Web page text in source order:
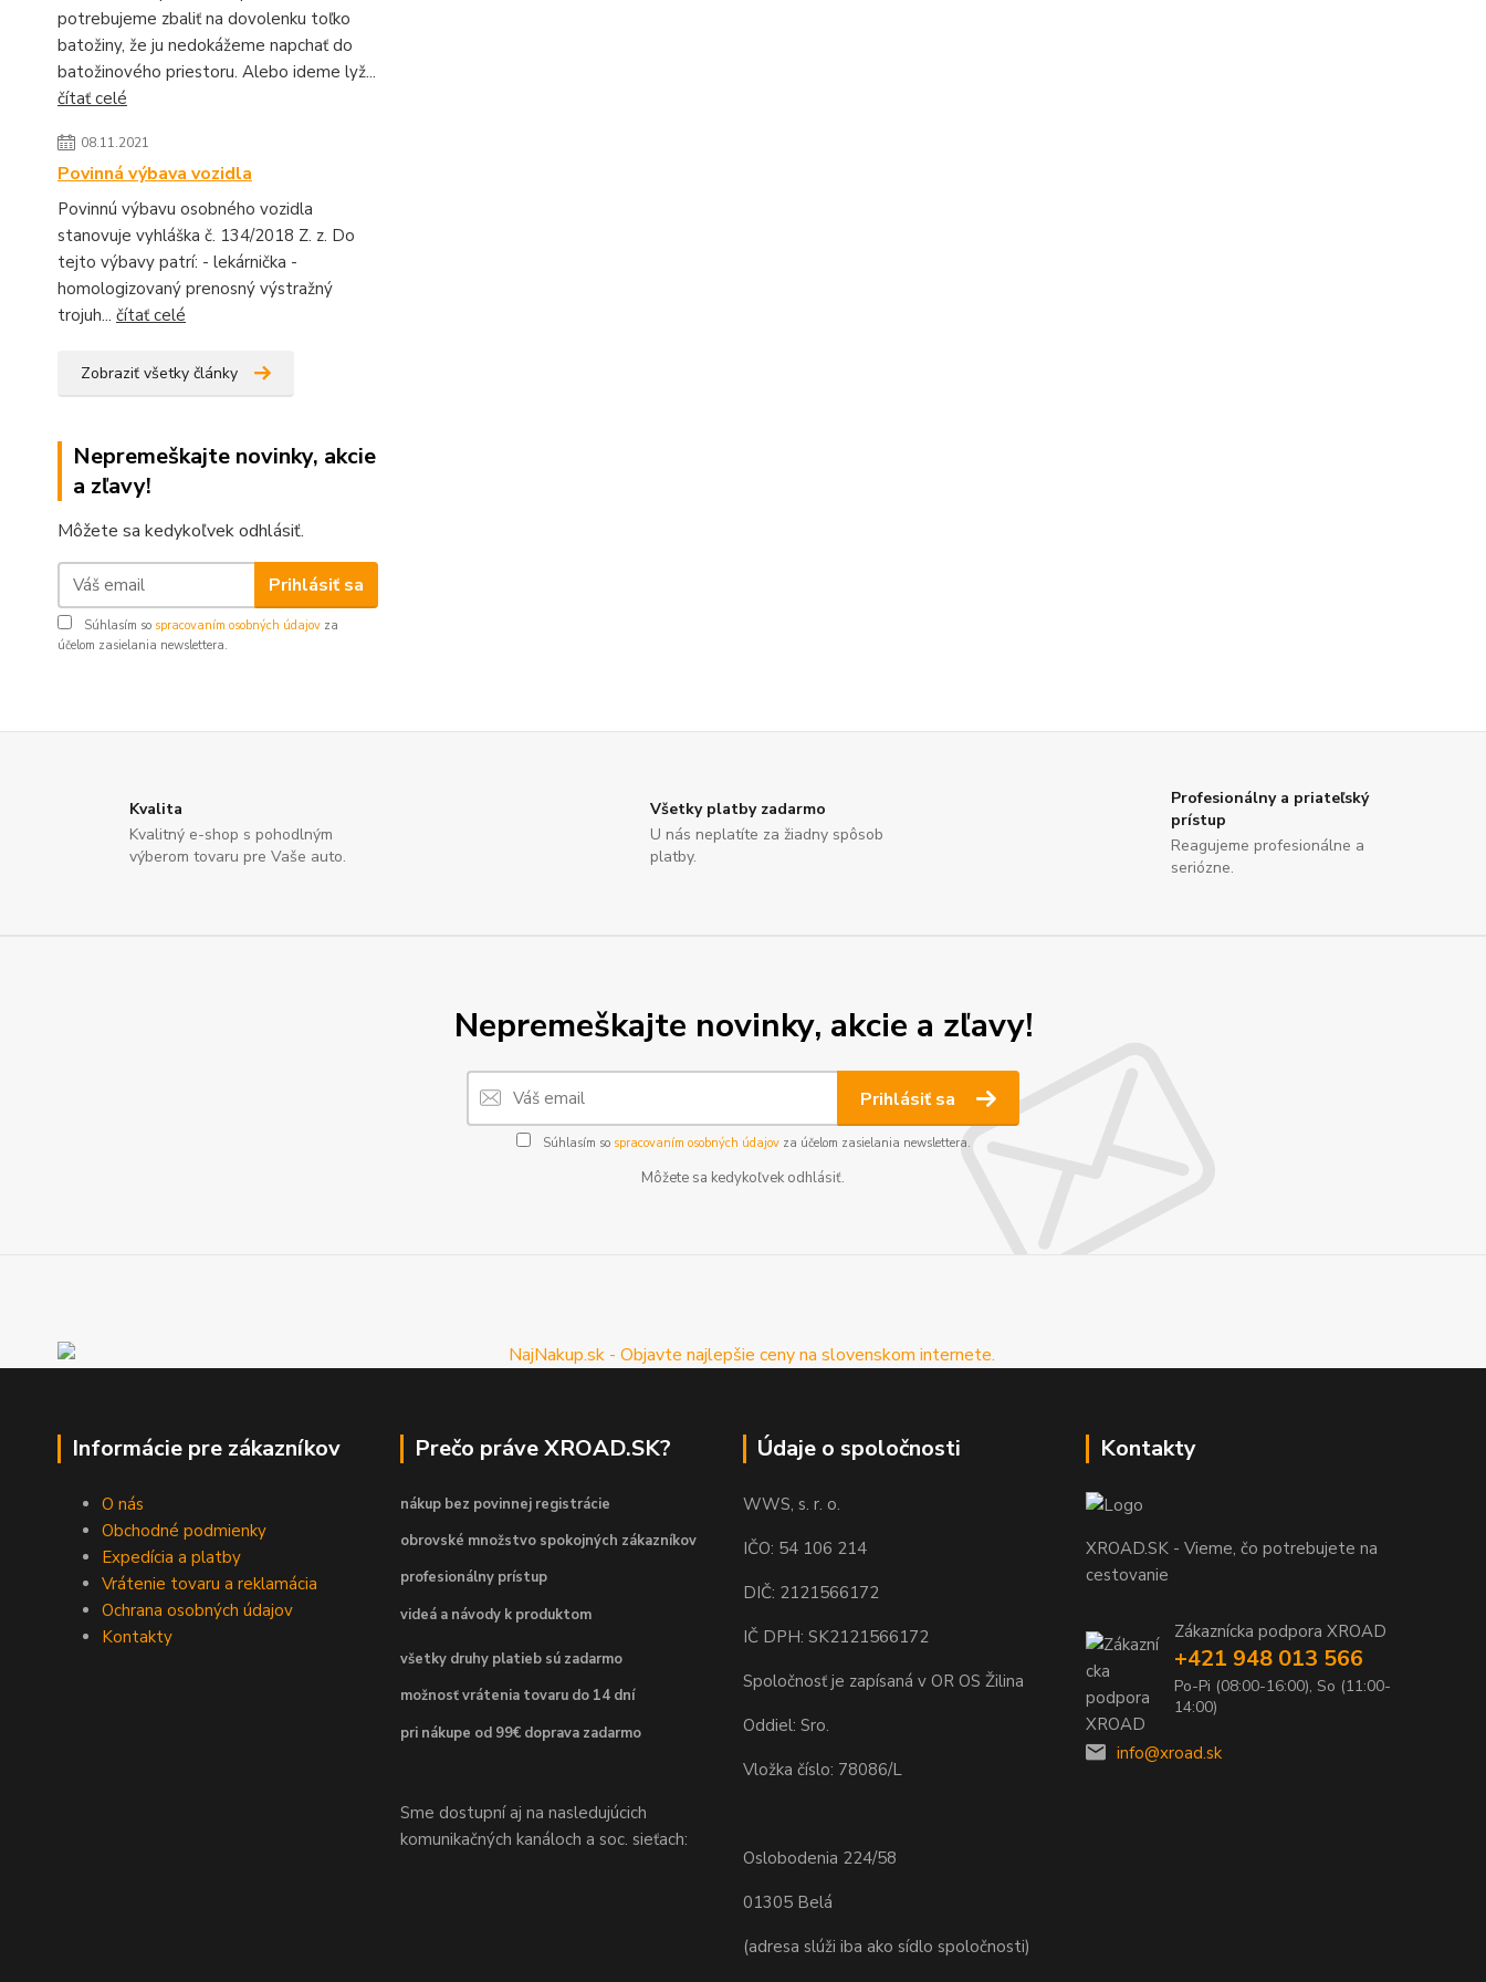
potrebujeme zbaliť na dovolenku toľko
batožiny, že ju nedokážeme napchať do
batožinového priestoru. Alebo ideme lyž...
čítať celé
08.11.2021
Povinná výbava vozidla
Povinnú výbavu osobného vozidla
stanovuje vyhláška č. 134/2018 Z. z. Do
tejto výbavy patrí: - lekárnička -
homologizovaný prenosný výstražný
trojuh... čítať celé
Zobraziť všetky články
Nepremeškajte novinky, akcie
a zľavy!
Môžete sa kedykoľvek odhlásiť.
Prihlásiť sa
Súhlasím so spracovaním osobných údajov za
účelom zasielania newslettera.
Kvalita
Kvalitný e-shop s pohodlným
výberom tovaru pre Vaše auto.
Všetky platby zadarmo
U nás neplatíte za žiadny spôsob
platby.
Profesionálny a priateľský
prístup
Reagujeme profesionálne a
seriózne.
Nepremeškajte novinky, akcie a zľavy!
Prihlásiť sa
Súhlasím so spracovaním osobných údajovza účelom zasielania newslettera.
Môžete sa kedykoľvek odhlásiť.
Informácie pre zákazníkov
O nás
Obchodné podmienky
Expedícia a platby
Vrátenie tovaru a reklamácia
Ochrana osobných údajov
Kontakty
Prečo práve XROAD.SK?
nákup bez povinnej registrácie
obrovské množstvo spokojných zákazníkov
profesionálny prístup
videá a návody k produktom
všetky druhy platieb sú zadarmo
možnosť vrátenia tovaru do 14 dní
pri nákupe od 99€ doprava zadarmo
Sme dostupní aj na nasledujúcich
komunikačných kanáloch a soc. sieťach:
Údaje o spoločnosti
WWS, s. r. o.
IČO: 54 106 214
DIČ: 2121566172
IČ DPH: SK2121566172
Spoločnosť je zapísaná v OR OS Žilina
Oddiel: Sro.
Vložka číslo: 78086/L
Oslobodenia 224/58
01305 Belá
(adresa slúži iba ako sídlo spoločnosti)
Kontakty
XROAD.SK - Vieme, čo potrebujete na
cestovanie
Zákaznícka podpora XROAD
+421 948 013 566
Po-Pi (08:00-16:00), So (11:00-
14:00)
info@xroad.sk